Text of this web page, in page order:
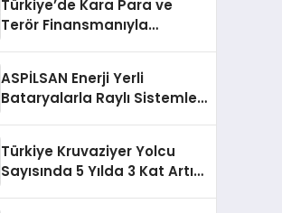
Türkiye’de Kara Para ve
Terör Finansmanıyla
ASPİLSAN Enerji Yerli
Bataryalarla Raylı Sistemleri
Türkiye Kruvaziyer Yolcu
Sayısında 5 Yılda 3 Kat Artış